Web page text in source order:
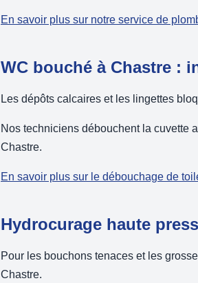
En savoir plus sur notre service de
WC bouché à Chastre :
Les dépôts calcaires et les lingettes
Nos techniciens débouchent la cuvette
Chastre.
En savoir plus sur le débouchage de
Hydrocurage haute
Pour les bouchons tenaces et les
Chastre.